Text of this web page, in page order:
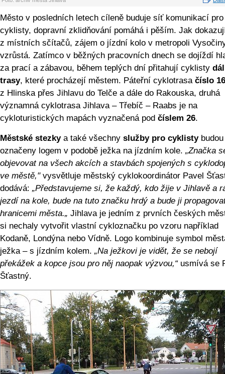
Město v posledních letech cíleně buduje síť komunikací pro
cyklisty, dopravní zklidňování pomáhá i pěším. Jak
z místních sčítačů, zájem o jízdní kolo v metropoli
vzrůstá. Zatímco v běžných pracovních dnech se dojíždí
za prací a zábavou, během teplých dní přitahují cyklisty
trasy, které procházejí městem. Páteřní cyklotrasa číslo 16
z Hlinska přes Jihlavu do Telče a dále do Rakouska, druhá
významná cyklotrasa Jihlava – Třebíč – Raabs je na
cykloturistických mapách vyznačená pod číslem 26.
Městské stezkya také všechny služby pro cyklistybudou
označeny logem v podobě ježka na jízdním kole. „Značka
objevovat na všech akcích a stavbách spojených s
ve městě," vysvětluje městský cyklokoordinátor Pavel
dodává: „Představujeme si, že každý, kdo žije v Jihlavě a
jezdí na kole, bude na tuto značku hrdý a bude ji
hranicemi města.„ Jihlava je jedním z prvních českých
si nechaly vytvořit vlastní cykloznačku po vzoru například
Kodaně, Londýna nebo Vídně. Logo kombinuje symbol
ježka – s jízdním kolem. „Na ježkovi je vidět, že se nebojí
překážek a kopce jsou pro něj naopak výzvou,“usmívá se
Šťastný.